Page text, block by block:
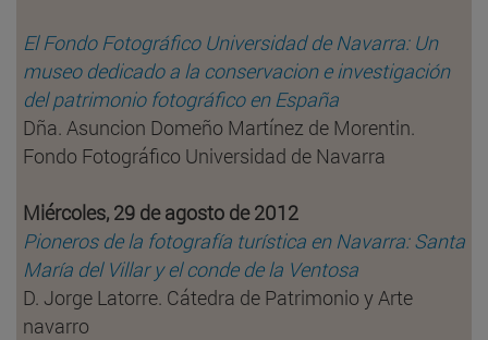
El Fondo Fotográfico Universidad de Navarra: Un
museo dedicado a la conservacion e investigación
del patrimonio fotográfico en España
Dña. Asuncion Domeño Martínez de Morentin.
Fondo Fotográfico Universidad de Navarra
Miércoles, 29 de agosto de 2012
Pioneros de la fotografía turística en Navarra: Santa
María del Villar y el conde de la Ventosa
D. Jorge Latorre. Cátedra de Patrimonio y Arte
navarro